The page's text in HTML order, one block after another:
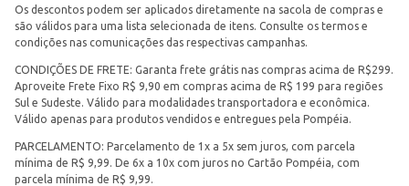
Os descontos podem ser aplicados diretamente na sacola de compras e
são válidos para uma lista selecionada de itens. Consulte os termos e
condições nas comunicações das respectivas campanhas.
CONDIÇÕES DE FRETE: Garanta frete grátis nas compras acima de R$299.
Aproveite Frete Fixo R$ 9,90 em compras acima de R$ 199 para regiões
Sul e Sudeste. Válido para modalidades transportadora e econômica.
Válido apenas para produtos vendidos e entregues pela Pompéia.
PARCELAMENTO: Parcelamento de 1x a 5x sem juros, com parcela
mínima de R$ 9,99. De 6x a 10x com juros no Cartão Pompéia, com
parcela mínima de R$ 9,99.